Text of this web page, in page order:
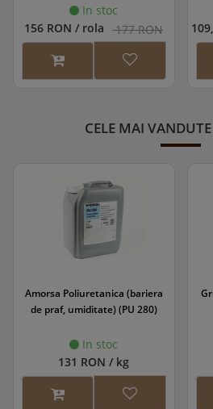
In stoc
156 RON / rola 177 RON
CELE MAI
Amorsa Poliuretanica (bariera
de praf, umiditate) (PU 280)
In stoc
131 RON / kg